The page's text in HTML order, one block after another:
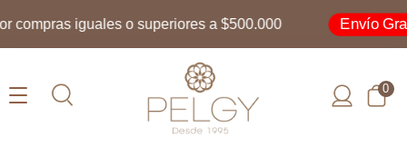
iguales o superiores a $500.000 Envío Gratis
0